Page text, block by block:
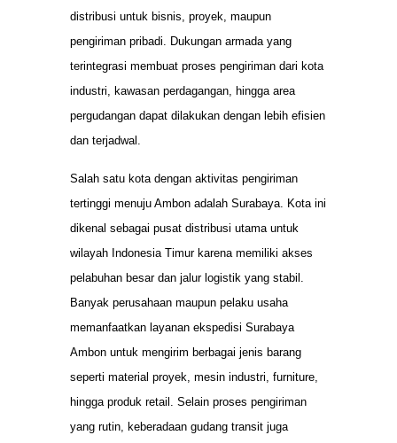
distribusi untuk bisnis, proyek, maupun
pengiriman pribadi. Dukungan armada yang
terintegrasi membuat proses pengiriman dari kota
industri, kawasan perdagangan, hingga area
pergudangan dapat dilakukan dengan lebih efisien
dan terjadwal.
Salah satu kota dengan aktivitas pengiriman
tertinggi menuju Ambon adalah Surabaya. Kota ini
dikenal sebagai pusat distribusi utama untuk
wilayah Indonesia Timur karena memiliki akses
pelabuhan besar dan jalur logistik yang stabil.
Banyak perusahaan maupun pelaku usaha
memanfaatkan layanan ekspedisi Surabaya
Ambon untuk mengirim berbagai jenis barang
seperti material proyek, mesin industri, furniture,
hingga produk retail. Selain proses pengiriman
yang rutin, keberadaan gudang transit juga